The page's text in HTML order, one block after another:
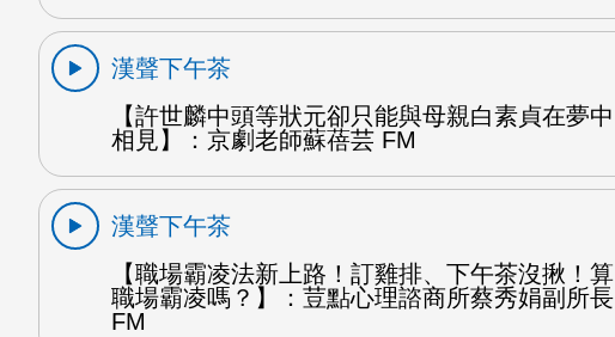
漢聲下午茶
【許世麟中頭等狀元卻只能與母親白素貞在夢中
相見】：京劇老師蘇蓓芸 FM
漢聲下午茶
【職場霸凌法新上路！訂雞排、下午茶沒揪！算
職場霸凌嗎？】：荳點心理諮商所蔡秀娟副所長
FM